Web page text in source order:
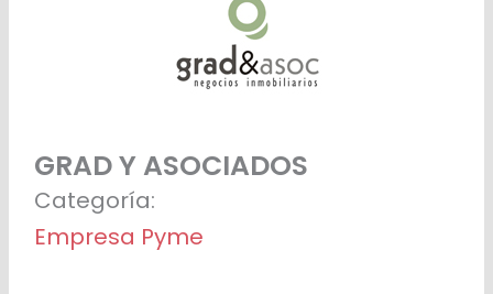
GRAD Y ASOCIADOS
Categoría:
Empresa Pyme